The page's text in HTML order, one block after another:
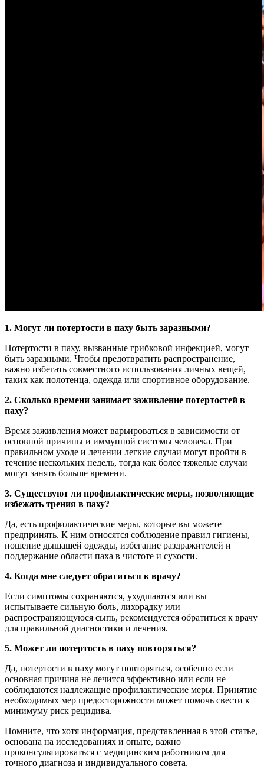
1. Могут ли потертости в паху быть заразными?
Потертости в паху, вызванные грибковой инфекцией, могут
быть заразными. Чтобы предотвратить распространение,
важно избегать совместного использования личных вещей,
таких как полотенца, одежда или спортивное оборудование.
2. Сколько времени занимает заживление потертостей в
паху?
Время заживления может варьироваться в зависимости от
основной причины и иммунной системы человека. При
правильном уходе и лечении легкие случаи могут пройти в
течение нескольких недель, тогда как более тяжелые случаи
могут занять больше времени.
3. Существуют ли профилактические меры, позволяющие
избежать трения в паху?
Да, есть профилактические меры, которые вы можете
предпринять. К ним относятся соблюдение правил гигиены,
ношение дышащей одежды, избегание раздражителей и
поддержание области паха в чистоте и сухости.
4. Когда мне следует обратиться к врачу?
Если симптомы сохраняются, ухудшаются или вы
испытываете сильную боль, лихорадку или
распространяющуюся сыпь, рекомендуется обратиться к врачу
для правильной диагностики и лечения.
5. Может ли потертость в паху повторяться?
Да, потертости в паху могут повторяться, особенно если
основная причина не лечится эффективно или если не
соблюдаются надлежащие профилактические меры. Принятие
необходимых мер предосторожности может помочь свести к
минимуму риск рецидива.
Помните, что хотя информация, представленная в этой статье,
основана на исследованиях и опыте, важно
проконсультироваться с медицинским работником для
точного диагноза и индивидуального совета.